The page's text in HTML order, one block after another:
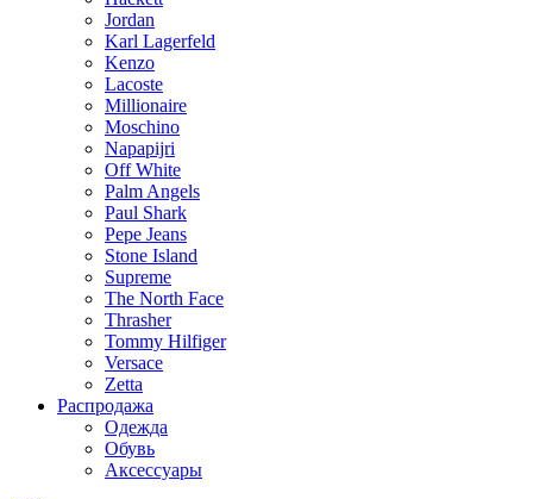
Jordan
Karl Lagerfeld
Kenzo
Lacoste
Millionaire
Moschino
Napapijri
Off White
Palm Angels
Paul Shark
Pepe Jeans
Stone Island
Supreme
The North Face
Thrasher
Tommy Hilfiger
Versace
Zetta
Распродажа
Одежда
Обувь
Аксессуары